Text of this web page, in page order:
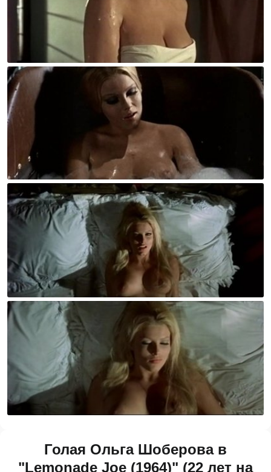
Голая Ольга Шоберова в
"Lemonade Joe (1964)" (22 лет на